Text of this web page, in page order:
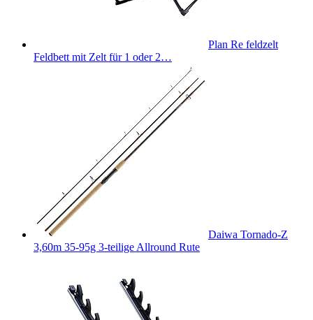
Plan Re feldzelt
Feldbett mit Zelt für 1 oder 2…
Daiwa Tornado-Z
3,60m 35-95g 3-teilige Allround Rute